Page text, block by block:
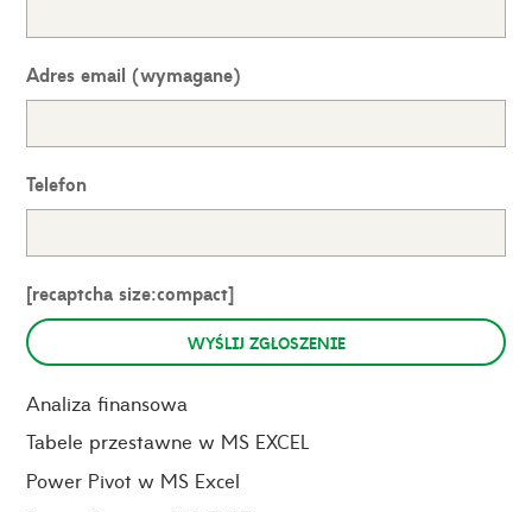
Adres email (wymagane)
Telefon
[recaptcha size:compact]
Analiza finansowa
Tabele przestawne w MS EXCEL
Power Pivot w MS Excel